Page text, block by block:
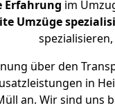
Erfahrung im
Umzüge
über den
in
an. Wir sind uns